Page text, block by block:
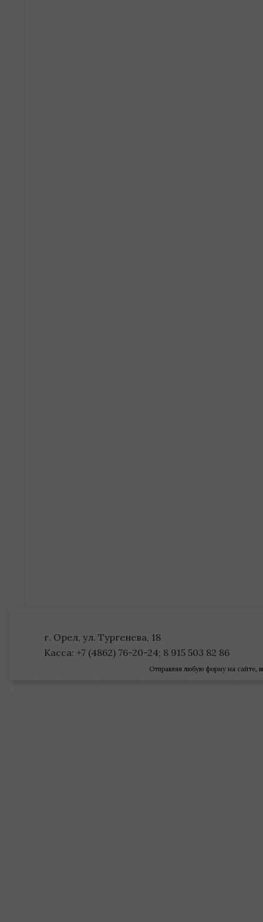
г. Орел, ул. Тургенева, 18
Касса: +7 (4862) 76-20-24; 8 915 503 82 86
Отправляя любую форму на сайте,